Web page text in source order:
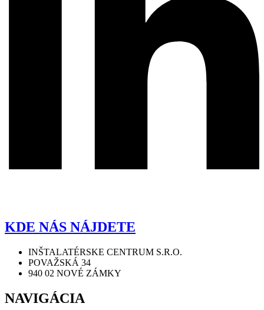
KDE NÁS NÁJDETE
INŠTALATÉRSKE CENTRUM S.R.O.
POVAŽSKÁ 34
940 02 NOVÉ ZÁMKY
NAVIGÁCIA